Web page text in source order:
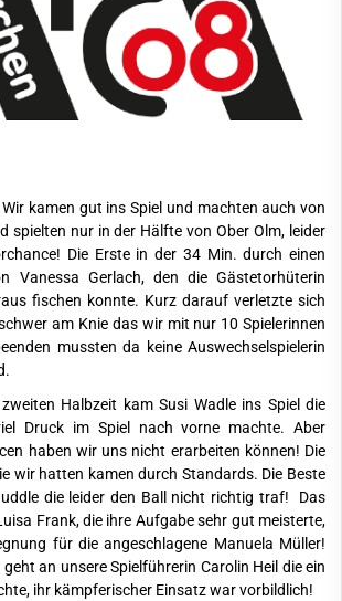
kamen gut ins Spiel und machten auch von
spielten nur in der Hälfte von Ober Olm, leider
Die Erste in der 34 Min. durch einen
Vanessa Gerlach, den die Gästetorhüterin
fischen konnte. Kurz darauf verletzte sich
am Knie das wir mit nur 10 Spielerinnen
mussten da keine Auswechselspielerin
Halbzeit kam Susi Wadle ins Spiel die
Druck im Spiel nach vorne machte. Aber
haben wir uns nicht erarbeiten können! Die
wir hatten kamen durch Standards. Die Beste
die leider den Ball nicht richtig traf! Das
Frank, die ihre Aufgabe sehr gut meisterte,
für die angeschlagene Manuela Müller!
an unsere Spielführerin Carolin Heil die ein
ihr kämpferischer Einsatz war vorbildlich!